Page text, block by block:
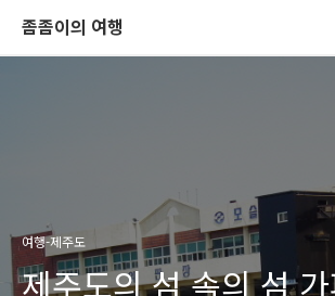
좀좀이의 여행
여행-제주도
제주도의 섬 속의 섬